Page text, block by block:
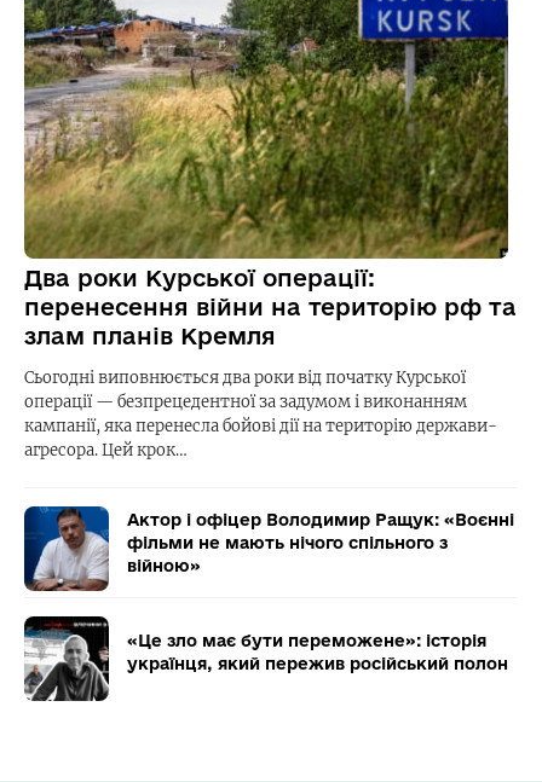
Два роки Курської операції:
перенесення війни на територію рф та
злам планів Кремля
Сьогодні виповнюється два роки від початку Курської
операції — безпрецедентної за задумом і виконанням
кампанії, яка перенесла бойові дії на територію держави-
агресора. Цей крок…
Актор і офіцер Володимир Ращук: «Воєнні
фільми не мають нічого спільного з
війною»
«Це зло має бути переможене»: історія
українця, який пережив російський полон